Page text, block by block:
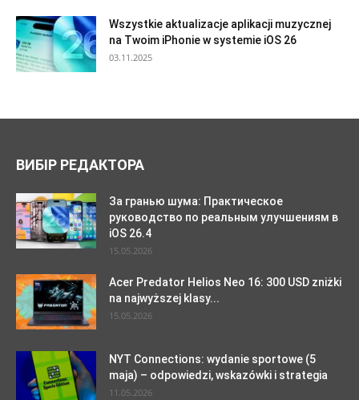
Wszystkie aktualizacje aplikacji muzycznej
na Twoim iPhonie w systemie iOS 26
03.11.2025
ВИБІР РЕДАКТОРА
За гранью шума: Практическое
руководство по реальным улучшениям в
iOS 26.4
15.05.2026
Acer Predator Helios Neo 16: 300 USD zniżki
na najwyższej klasy...
15.05.2026
NYT Connections: wydanie sportowe (5
maja) – odpowiedzi, wskazówki i strategia
11.05.2026